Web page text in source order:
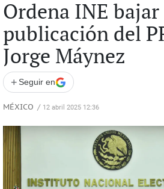
Ordena INE bajar
publicación del
Jorge Máynez
+ Seguir en
MÉXICO / 12 abril 2025 12:36